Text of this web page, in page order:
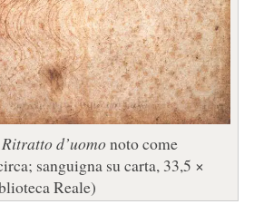
Ritratto d’uomonoto come
sanguigna su carta, 33,5 ×
Reale)